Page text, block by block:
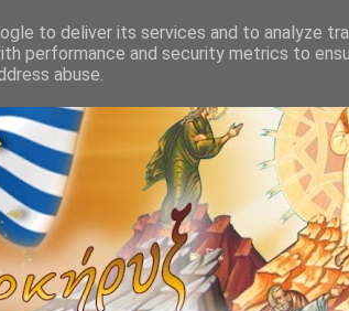
to deliver its services and to analyze
performance and security metrics to
abuse.